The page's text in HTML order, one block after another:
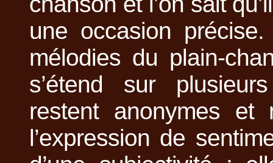
une occasion précise.
mélodies du plain-
s’étend sur
restent anonymes et
l’expression de